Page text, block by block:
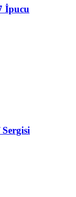
İpucu